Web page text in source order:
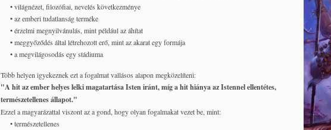
• világnézet, filozófiai, nevelés következménye
• az emberi tudatlanság terméke
• érzelmi megnyilvánulás, mint például az áhítat
• meggyőződés által létrehozott erő, mint az akarat egy formája
• a megvilágosodás egy stádiuma
Több helyen igyekeznek ezt a fogalmat vallásos alapon megközelíteni:
"A hit az ember helyes lelki magatartása Isten iránt, míg a hit hiánya az Istennel ellentétes,
természetellenes állapot."
Ezzel a magyarázattal viszont az a gond, hogy olyan fogalmakat vezet be, mint:
• természetellenes